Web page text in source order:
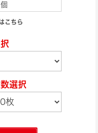
個
こちら
選択